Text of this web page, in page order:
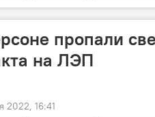
пропали
на ЛЭП
2022, 16:41